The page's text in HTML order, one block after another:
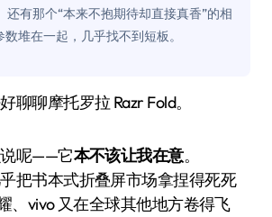
有那个“本来不抱期待却直接真香”的相
堆在一起，几乎找不到短板。
聊聊摩托罗拉 Razr Fold。
呢——它本不该让我在意。
把书本式折叠屏市场拿捏得死死
、vivo 又在全球其他地方卷得飞